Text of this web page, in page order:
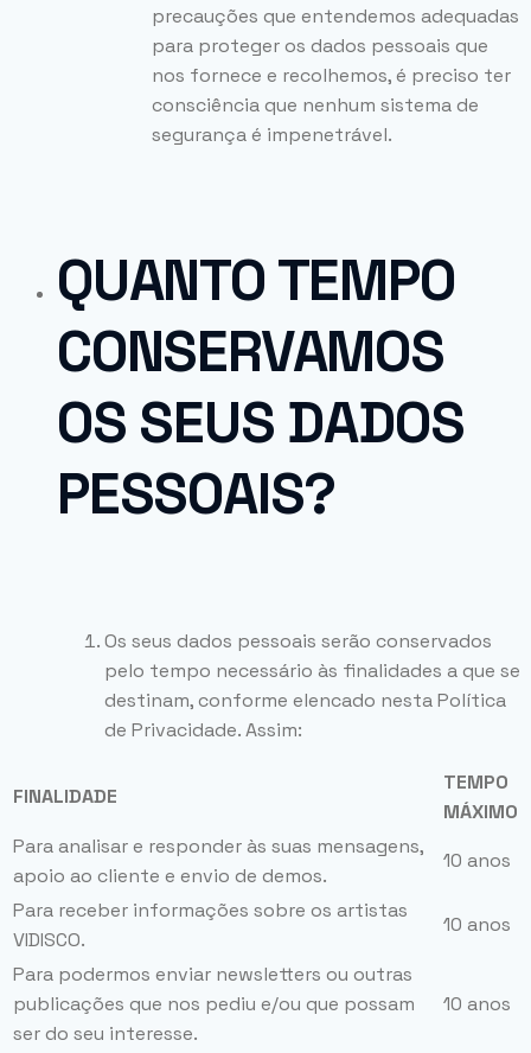
precauções que entendemos adequadas
para proteger os dados pessoais que
nos fornece e recolhemos, é preciso ter
consciência que nenhum sistema de
segurança é impenetrável.
QUANTO TEMPO
CONSERVAMOS
OS SEUS DADOS
PESSOAIS?
Os seus dados pessoais serão conservados
pelo tempo necessário às finalidades a que se
destinam, conforme elencado nesta Política
de Privacidade. Assim:
FINALIDADE
TEMPO
MÁXIMO
Para analisar e responder às suas mensagens,
apoio ao cliente e envio de demos.
10 anos
Para receber informações sobre os artistas
VIDISCO.
10 anos
Para podermos enviar newsletters ou outras
publicações que nos pediu e/ou que possam
ser do seu interesse.
10 anos